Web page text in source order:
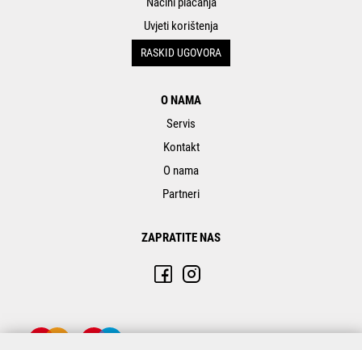
Uvjeti korištenja
RASKID UGOVORA
O NAMA
Servis
Kontakt
O nama
Partneri
ZAPRATITE NAS